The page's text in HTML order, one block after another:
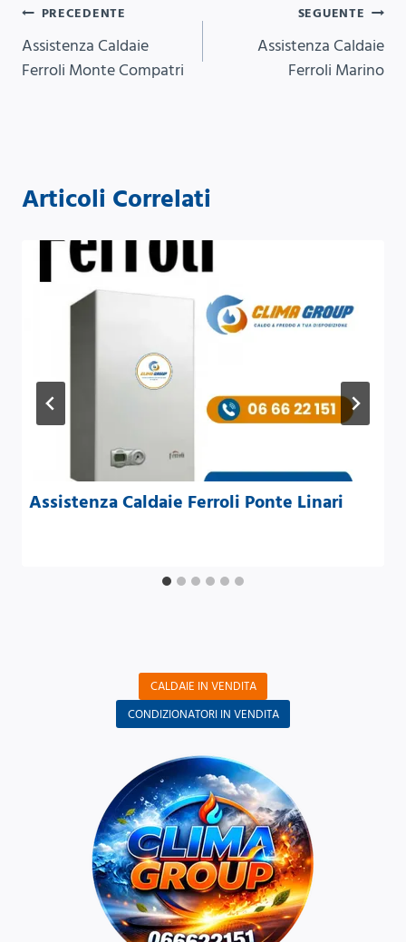
Navigazione
articoli
PRECEDENTE
Assistenza Caldaie
Ferroli Monte Compatri
SEGUENTE
Assistenza Caldaie
Ferroli Marino
Articoli Correlati
Assistenza Caldaie Ferroli Ponte Linari
CALDAIE IN VENDITA
CONDIZIONATORI IN VENDITA